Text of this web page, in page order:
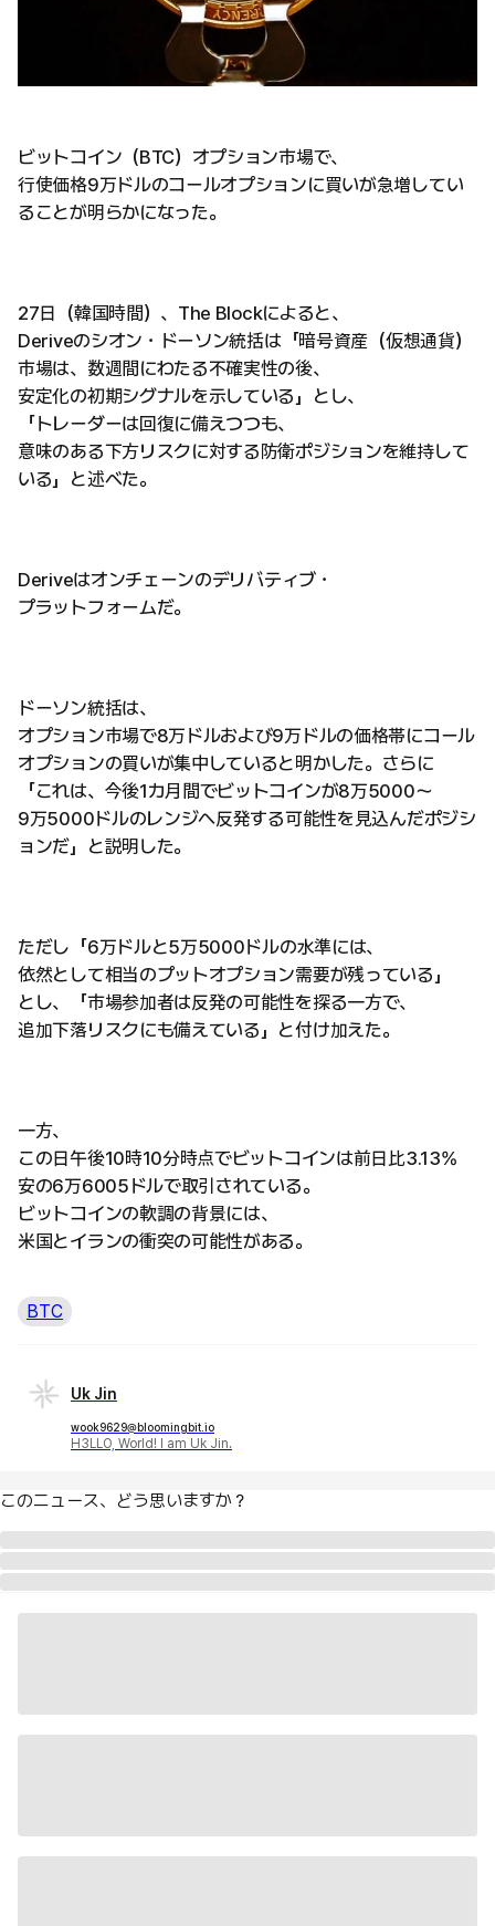
ビットコイン（BTC）オプション市場で、
行使価格9万ドルのコールオプションに買いが急増してい
ることが明らかになった。
27日（韓国時間）、The Blockによると、
Deriveのシオン・ドーソン統括は「暗号資産（仮想通貨）
市場は、数週間にわたる不確実性の後、
安定化の初期シグナルを示している」とし、
「トレーダーは回復に備えつつも、
意味のある下方リスクに対する防衛ポジションを維持して
いる」と述べた。
Deriveはオンチェーンのデリバティブ・
プラットフォームだ。
ドーソン統括は、
オプション市場で8万ドルおよび9万ドルの価格帯にコール
オプションの買いが集中していると明かした。さらに
「これは、今後1カ月間でビットコインが8万5000〜
9万5000ドルのレンジへ反発する可能性を見込んだポジシ
ョンだ」と説明した。
ただし「6万ドルと5万5000ドルの水準には、
依然として相当のプットオプション需要が残っている」
とし、「市場参加者は反発の可能性を探る一方で、
追加下落リスクにも備えている」と付け加えた。
一方、
この日午後10時10分時点でビットコインは前日比3.13%
安の6万6005ドルで取引されている。
ビットコインの軟調の背景には、
米国とイランの衝突の可能性がある。
BTC
Uk Jin
wook9629@bloomingbit.io
H3LLO, World! I am Uk Jin.
このニュース、どう思いますか？